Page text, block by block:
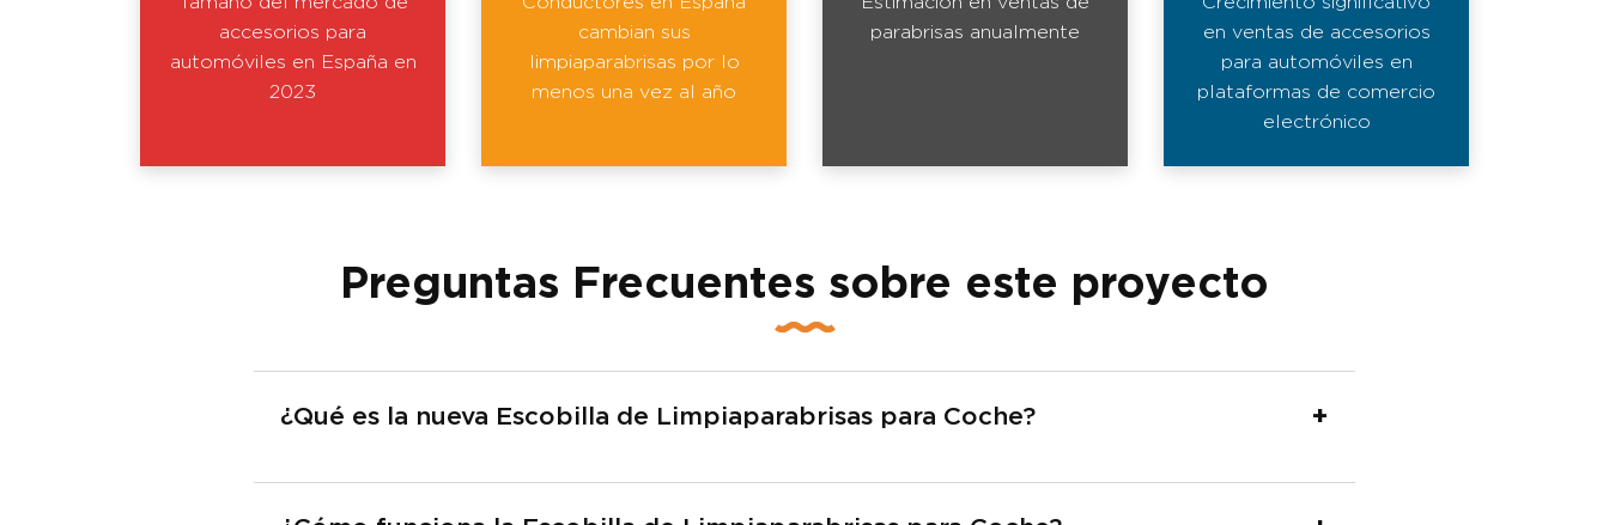
accesorios para
automóviles en España en
2023
cambian sus
limpiaparabrisas por lo
menos una vez al año
parabrisas anualmente
en ventas de accesorios
para automóviles en
plataformas de comercio
electrónico
Preguntas Frecuentes sobre este proyecto
¿Qué es la nueva Escobilla de Limpiaparabrisas para Coche?